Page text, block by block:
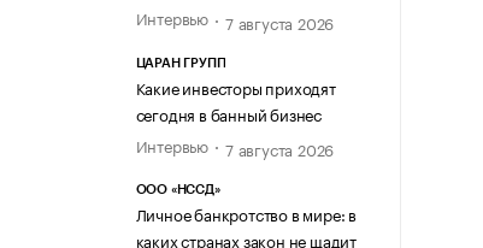
Интервью
7 августа 2026
ЦАРАН ГРУПП
Какие инвесторы приходят
сегодня в банный бизнес
Интервью
7 августа 2026
ООО «НССД»
Личное банкротство в мире: в
каких странах закон не щадит